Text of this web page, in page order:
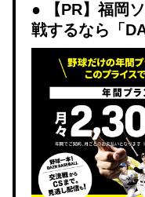
【PR】福岡
戦するなら「